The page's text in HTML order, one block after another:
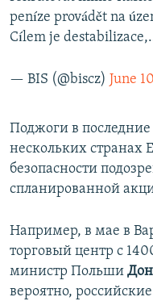
peníze provádět na
Cílem je
— BIS (@biscz) June
Поджоги в
нескольких странах
безопасности
спланированной
Например, в мае в
торговый центр с
министр Польши
вероятно,